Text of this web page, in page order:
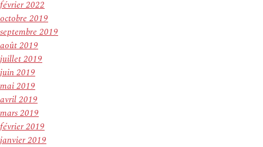
février 2022
octobre 2019
septembre 2019
août 2019
juillet 2019
juin 2019
mai 2019
avril 2019
mars 2019
février 2019
janvier 2019